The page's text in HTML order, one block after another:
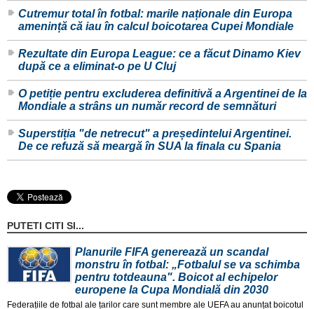
Cutremur total în fotbal: marile naționale din Europa
amenință că iau în calcul boicotarea Cupei Mondiale
Rezultate din Europa League: ce a făcut Dinamo Kiev
după ce a eliminat-o pe U Cluj
O petiție pentru excluderea definitivă a Argentinei de la
Mondiale a strâns un număr record de semnături
Superstiția "de netrecut" a președintelui Argentinei.
De ce refuză să meargă în SUA la finala cu Spania
PUTETI CITI SI...
Planurile FIFA generează un scandal
monstru în fotbal: „Fotbalul se va schimba
pentru totdeauna". Boicot al echipelor
europene la Cupa Mondială din 2030
Federațiile de fotbal ale țarilor care sunt membre ale UEFA au anunțat boicotul